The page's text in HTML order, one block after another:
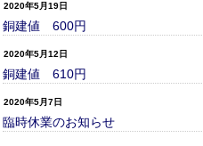
2020年5月19日
銅建値 600円
2020年5月12日
銅建値 610円
2020年5月7日
臨時休業のお知らせ